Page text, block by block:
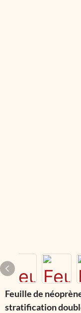
Feuille de
stratification